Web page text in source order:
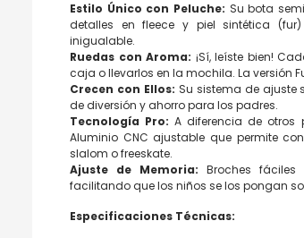
Estilo Único con Peluche: Su bota
detalles en fleece y piel sintética
inigualable.
Ruedas con Aroma: ¡Sí, leíste bien!
caja o llevarlos en la mochila. La versión
Crecen con Ellos: Su sistema de ajuste
de diversión y ahorro para los padres.
Tecnología Pro: A diferencia de otros
Aluminio CNC ajustable que permite
slalom o freeskate.
Ajuste de Memoria: Broches
facilitando que los niños se los pongan
Especificaciones Técnicas: